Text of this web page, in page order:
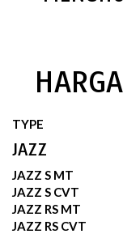
TYPE
JAZZ
JAZZ S MT
JAZZ S CVT
JAZZ RS MT
JAZZ RS CVT